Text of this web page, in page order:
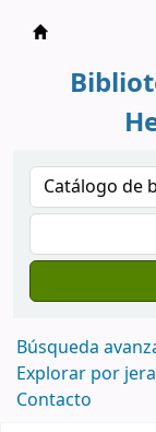
Búsqueda
Explorar por
Contacto